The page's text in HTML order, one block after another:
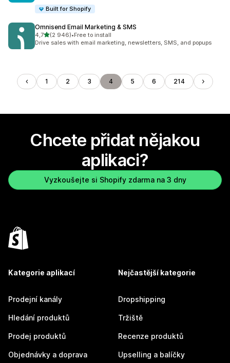
Built for Shopify
Omnisend Email Marketing & SMS
4,7z 5 hvězd
(2 946)
Celkový počet recenzí: 2946
•Free to install
Drive sales with email marketing, newsletters, SMS, and popups
1 2 3 4 5 6 214
Chcete přidat nějakou
aplikaci?
Vyzkoušejte si Shopify zdarma na 3 dny
Kategorie aplikací
Prodejní kanály
Hledání produktů
Prodej produktů
Objednávky a doprava
Nejčastější kategorie
Dropshipping
Tržiště
Recenze produktů
Upselling a balíčky